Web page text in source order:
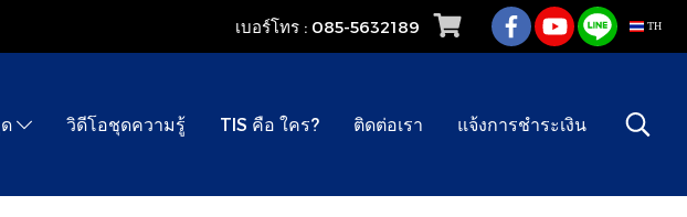
เบอร์โทร : 085-5632189 TH
วิดีโอชุดความรู้ TIS คือ ใคร? ติดต่อเรา แจ้งการชำระเงิน